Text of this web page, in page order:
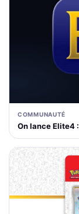
COMMUNAUTÉ
On lance Elite4